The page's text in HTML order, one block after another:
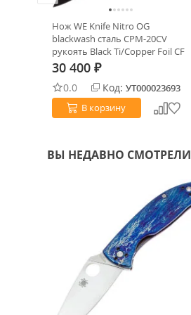
Нож WE Knife Nitro OG
blackwash сталь CPM-20CV
рукоять Black Ti/Copper Foil CF
(WE23035-2)
30 400 ₽
0.0 Код: УТ000023693
В корзину
ВЫ НЕДАВНО СМОТРЕЛИ